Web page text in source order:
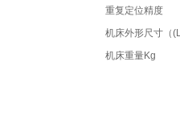
重复定位精度
机床外形尺寸（
机床重量Kg